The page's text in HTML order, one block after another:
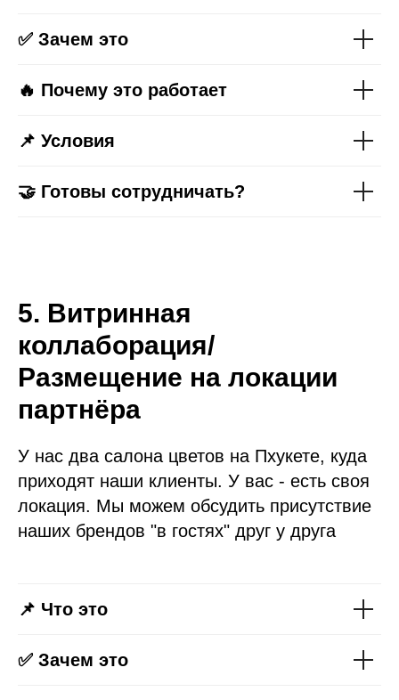
✅ Зачем это
🔥 Почему это работает
📌 Условия
🤝 Готовы сотрудничать?
5. Витринная
коллаборация/
Размещение на локации
партнёра
У нас два салона цветов на Пхукете, куда
приходят наши клиенты. У вас - есть своя
локация. Мы можем обсудить присутствие
наших брендов "в гостях" друг у друга
📌 Что это
✅ Зачем это